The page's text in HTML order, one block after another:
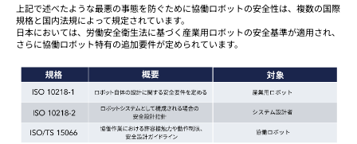
上記で述べたような最悪の事態を防ぐために協働ロボットの安全性は、複数の国際
規格と国内法規によって規定されています。
日本においては、労働安全衛生法に基づく産業用ロボットの安全基準が適用され、
さらに協働ロボット特有の追加要件が定められています。